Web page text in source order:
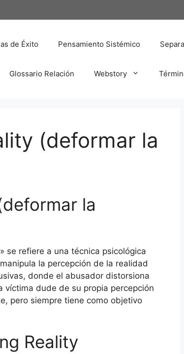
de Éxito Pensamiento Sistémico
Glossario Relación Webstory
(deformar la
la
se refiere a una técnica psicológica
la percepción de la realidad
donde el abusador distorsiona
víctima dude de su propia percepción
pero siempre tiene como objetivo
Reality